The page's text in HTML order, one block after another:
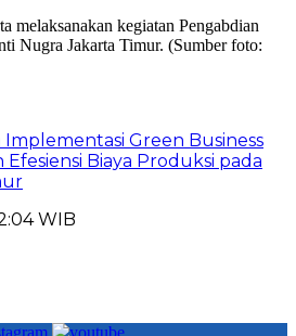
Green Business
Biaya Produksi pada
WIB